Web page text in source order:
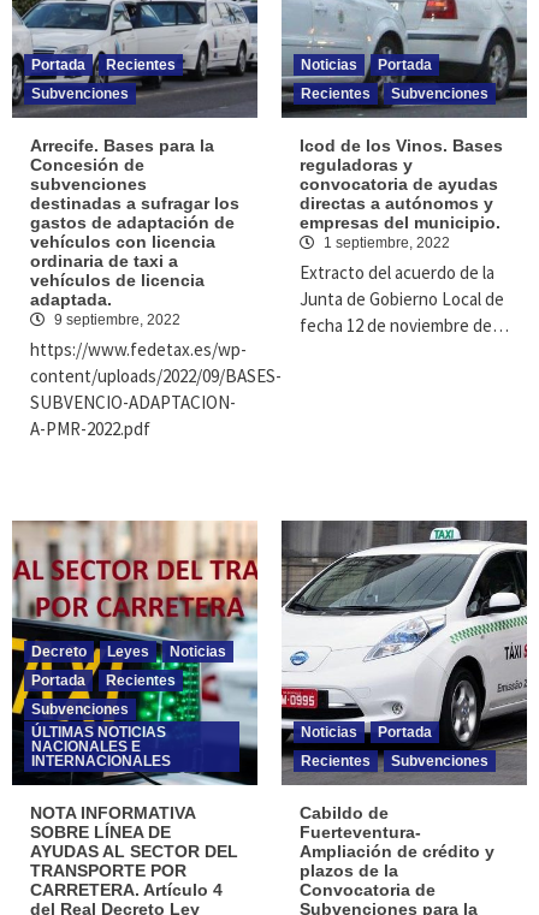
Portada
Recientes
Subvenciones
Arrecife. Bases para la
Concesión de
subvenciones
destinadas a sufragar los
gastos de adaptación de
vehículos con licencia
ordinaria de taxi a
vehículos de licencia
adaptada.
9 septiembre, 2022
https://www.fedetax.es/wp-
content/uploads/2022/09/BASES-
SUBVENCIO-ADAPTACION-
A-PMR-2022.pdf
Noticias
Portada
Recientes
Subvenciones
Icod de los Vinos. Bases
reguladoras y
convocatoria de ayudas
directas a autónomos y
empresas del municipio.
1 septiembre, 2022
Extracto del acuerdo de la
Junta de Gobierno Local de
fecha 12 de noviembre de…
Decreto Leyes
Noticias
Portada
Recientes
Subvenciones
ÚLTIMAS NOTICIAS
NACIONALES E
INTERNACIONALES
NOTA INFORMATIVA
SOBRE LÍNEA DE
AYUDAS AL SECTOR DEL
TRANSPORTE POR
CARRETERA. Artículo 4
del Real Decreto Ley
Noticias
Portada
Recientes
Subvenciones
Cabildo de
Fuerteventura-
Ampliación de crédito y
plazos de la
Convocatoria de
Subvenciones para la